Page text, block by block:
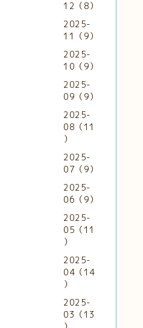
12（8）
2025-
11（9）
2025-
10（9）
2025-
09（9）
2025-
08（11
）
2025-
07（9）
2025-
06（9）
2025-
05（11
）
2025-
04（14
）
2025-
03（13